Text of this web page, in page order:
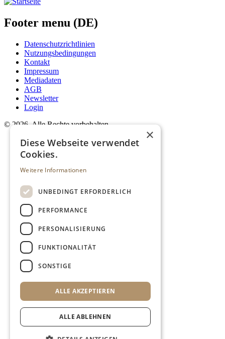
Footer menu (DE)
Datenschutzrichtlinien
Nutzungsbedingungen
Kontakt
Impressum
Mediadaten
AGB
Newsletter
Login
© 2026. Alle Rechte vorbehalten.
×
Diese Webseite verwendet
Cookies.
Weitere Informationen
UNBEDINGT ERFORDERLICH
PERFORMANCE
PERSONALISIERUNG
FUNKTIONALITÄT
SONSTIGE
ALLE AKZEPTIEREN
ALLE ABLEHNEN